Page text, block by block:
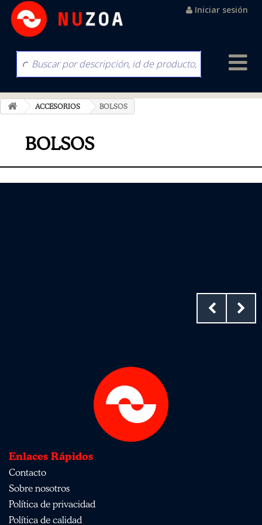
Iniciar sesión
ACCESORIOS BOLSOS
BOLSOS
Enlaces Rápidos
Contacto
Sobre nosotros
Política de privacidad
Política de calidad